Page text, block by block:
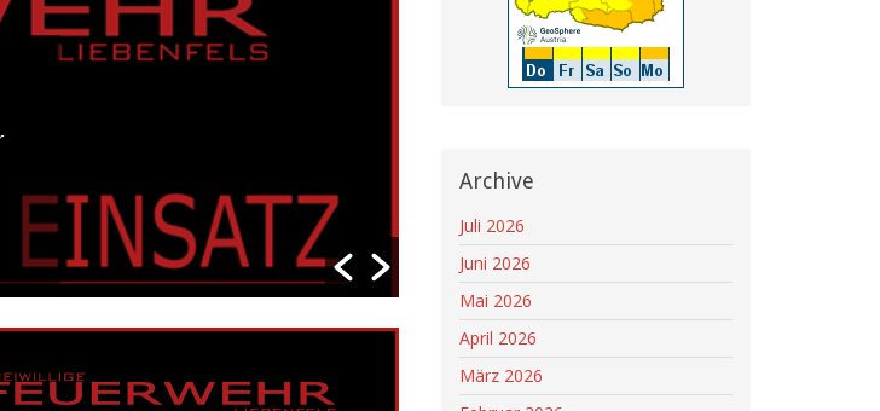
Sirenenalarm am 21.06.2026
Read More
Archive
Juli 2026
Juni 2026
Mai 2026
April 2026
März 2026